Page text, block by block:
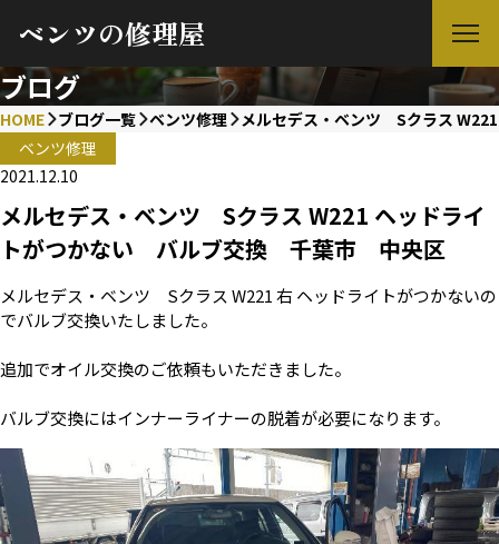
ベンツの修理屋
ブログ
HOME ブログ一覧 ベンツ修理
メルセデス・ベンツ Sクラス
ベンツ修理
2021.12.10
メルセデス・ベンツ Sクラス W221 ヘッドライ
トがつかない バルブ交換 千葉市 中央区
メルセデス・ベンツ Sクラス W221 右 ヘッドライトがつかないの
でバルブ交換いたしました。
追加でオイル交換のご依頼もいただきました。
バルブ交換にはインナーライナーの脱着が必要になります。